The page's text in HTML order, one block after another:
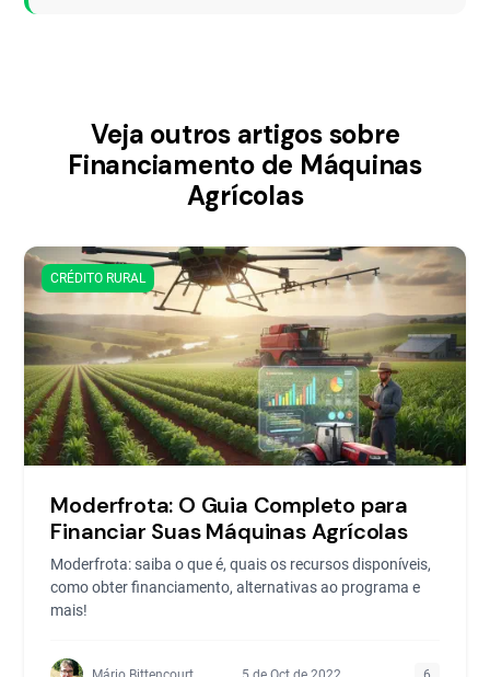
Veja outros artigos sobre
Financiamento de Máquinas
Agrícolas
CRÉDITO RURAL
Moderfrota: O Guia Completo para
Financiar Suas Máquinas Agrícolas
Moderfrota: saiba o que é, quais os recursos disponíveis,
como obter financiamento, alternativas ao programa e
mais!